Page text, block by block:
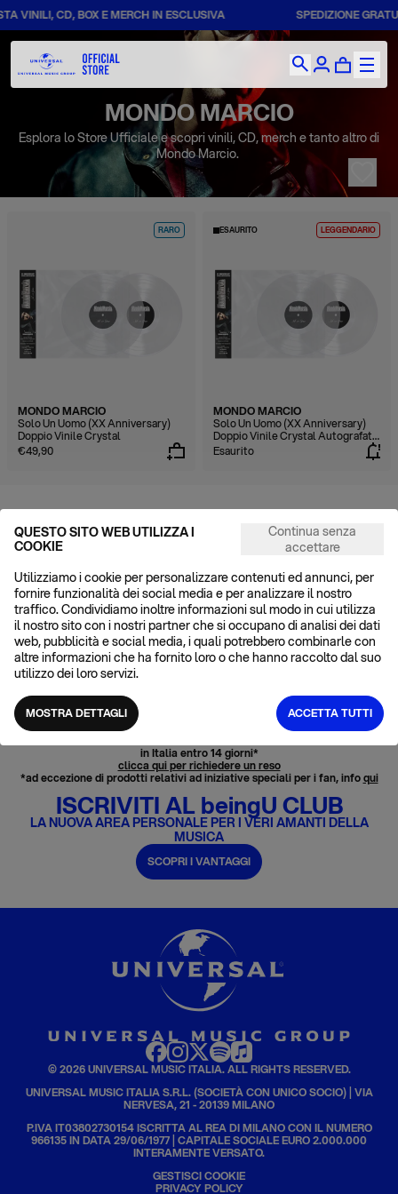
QUESTO SITO WEB UTILIZZA I
COOKIE
Continua senza
accettare
Utilizziamo i cookie per personalizzare contenuti ed annunci, per
fornire funzionalità dei social media e per analizzare il nostro
traffico. Condividiamo inoltre informazioni sul modo in cui utilizza
il nostro sito con i nostri partner che si occupano di analisi dei dati
web, pubblicità e social media, i quali potrebbero combinarle con
altre informazioni che ha fornito loro o che hanno raccolto dal suo
utilizzo dei loro servizi.
MOSTRA DETTAGLI ACCETTA TUTTI
VINILI, CD, BOX E MERCH IN ESCLUSIVA SPEDIZIONE
MONDO MARCIO
Esplora lo Store Ufficiale e scopri vinili, CD, merch e tanto altro di
Mondo Marcio.
RARO
MONDO MARCIO
Solo Un Uomo (XX Anniversary)
Doppio Vinile Crystal
€49,90
ESAURITO LEGGENDARIO
MONDO MARCIO
Solo Un Uomo (XX Anniversary)
Doppio Vinile Crystal Autografato
Numerato
Esaurito
POSSIAMO AIUTARTI?
FAQ
Cerchi una risposta? Probabilmente puoi trovarla tra le domande
CONTATTI
Se la risposta non è nelle FAQ, scrivici e ti risponderemo entro 48H
SPEDIZIONE GRATUITA
in Italia a partire da 70€
ACQUISTA CON CARTA CULTURA
in Italia entro 14 giorni*
clicca qui per richiedere un reso
*ad eccezione di prodotti relativi ad iniziative speciali per i fan, infoqui
ISCRIVITI AL beingU CLUB
LA NUOVA AREA PERSONALE PER I VERI AMANTI DELLA
MUSICA
SCOPRI I VANTAGGI
© 2026 UNIVERSAL MUSIC ITALIA. ALL RIGHTS RESERVED.
UNIVERSAL MUSIC ITALIA S.R.L. (SOCIETÀ CON UNICO SOCIO) | VIA
NERVESA, 21 - 20139 MILANO
P.IVA IT03802730154 ISCRITTA AL REA DI MILANO CON IL NUMERO
966135 IN DATA 29/06/1977 | CAPITALE SOCIALE EURO 2.000.000
INTERAMENTE VERSATO.
GESTISCI COOKIE
PRIVACY POLICY